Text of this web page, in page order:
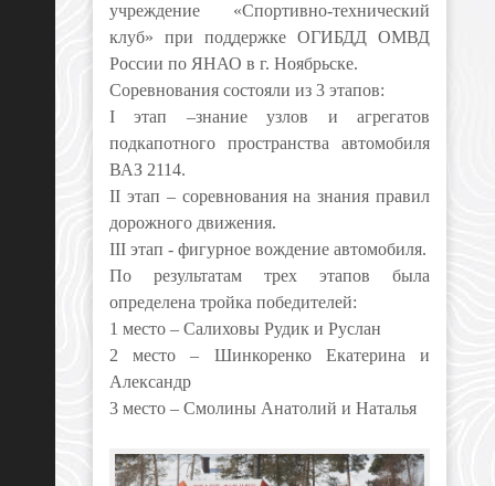
учреждение «Спортивно-технический
клуб» при поддержке ОГИБДД ОМВД
России по ЯНАО в г. Ноябрьске.
Соревнования состояли из 3 этапов:
I этап –знание узлов и агрегатов
подкапотного пространства автомобиля
ВАЗ 2114.
II этап – соревнования на знания правил
дорожного движения.
III этап - фигурное вождение автомобиля.
По результатам трех этапов была
определена тройка победителей:
1 место – Салиховы Рудик и Руслан
2 место – Шинкоренко Екатерина и
Александр
3 место – Смолины Анатолий и Наталья